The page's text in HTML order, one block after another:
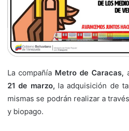
La compañía Metro de Caracas,
21 de marzo, la adquisición de
mismas se podrán realizar a
y biopago.